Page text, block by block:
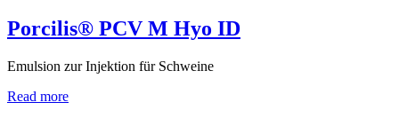
Porcilis® PCV M Hyo ID
Emulsion zur Injektion für Schweine
Read more